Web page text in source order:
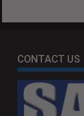
CONTACT US